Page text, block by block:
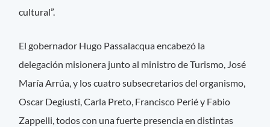
cultural”.
El gobernador Hugo Passalacqua encabezó la
delegación misionera junto al ministro de Turismo, José
María Arrúa, y los cuatro subsecretarios del organismo,
Oscar Degiusti, Carla Preto, Francisco Perié y Fabio
Zappelli, todos con una fuerte presencia en distintas